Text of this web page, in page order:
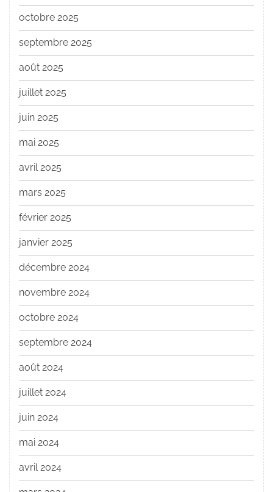
octobre 2025
septembre 2025
août 2025
juillet 2025
juin 2025
mai 2025
avril 2025
mars 2025
février 2025
janvier 2025
décembre 2024
novembre 2024
octobre 2024
septembre 2024
août 2024
juillet 2024
juin 2024
mai 2024
avril 2024